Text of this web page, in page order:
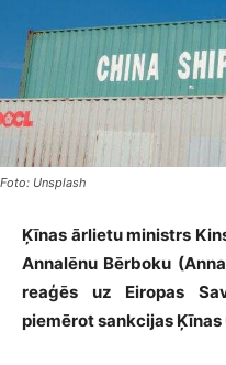
Foto: Unsplash
Ķīnas ārlietu ministrs
Annalēnu Bērboku
reaģēs uz Eiropas
piemērot sankcijas